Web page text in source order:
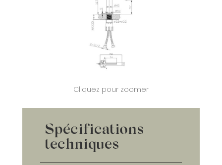
Cliquez pour zoomer
Spécifications
techniques